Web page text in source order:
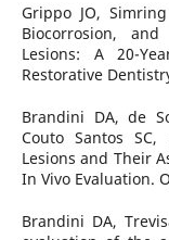
Grippo JO,
Biocorrosion,
Lesions: A 20-
Restorative
Brandini DA, de
Couto Santos
Lesions and Their
In Vivo Evaluation.
Brandini DA,